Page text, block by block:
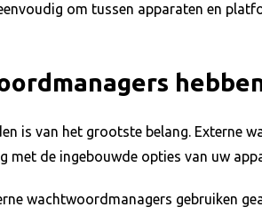
om tussen apparaten en
is van het grootste belang. Externe
met de ingebouwde opties van uw
wachtwoordmanagers gebruiken